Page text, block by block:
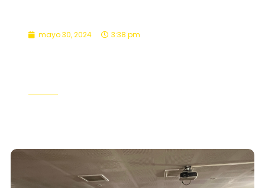
mayo 30, 2024 3:38 pm